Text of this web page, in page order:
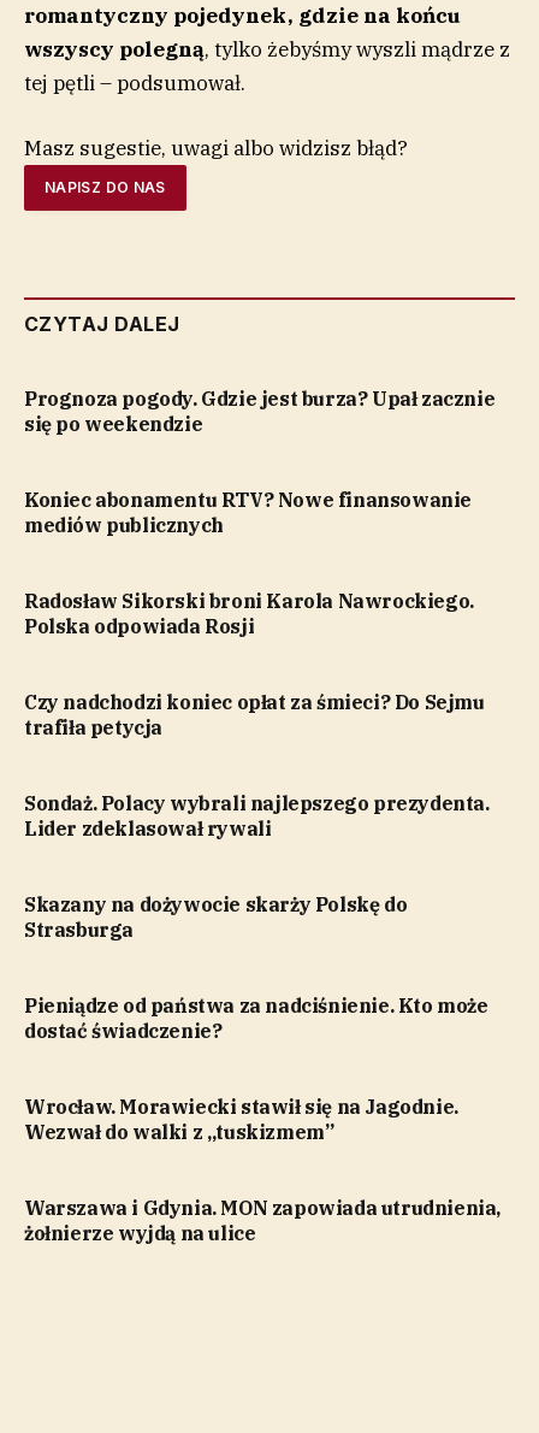
romantyczny pojedynek, gdzie na końcu
wszyscy polegną, tylko żebyśmy wyszli mądrze z
tej pętli – podsumował.
Masz sugestie, uwagi albo widzisz błąd?
NAPISZ DO NAS
CZYTAJ DALEJ
Prognoza pogody. Gdzie jest burza? Upał zacznie
się po weekendzie
Koniec abonamentu RTV? Nowe finansowanie
mediów publicznych
Radosław Sikorski broni Karola Nawrockiego.
Polska odpowiada Rosji
Czy nadchodzi koniec opłat za śmieci? Do Sejmu
trafiła petycja
Sondaż. Polacy wybrali najlepszego prezydenta.
Lider zdeklasował rywali
Skazany na dożywocie skarży Polskę do
Strasburga
Pieniądze od państwa za nadciśnienie. Kto może
dostać świadczenie?
Wrocław. Morawiecki stawił się na Jagodnie.
Wezwał do walki z „tuskizmem”
Warszawa i Gdynia. MON zapowiada utrudnienia,
żołnierze wyjdą na ulice